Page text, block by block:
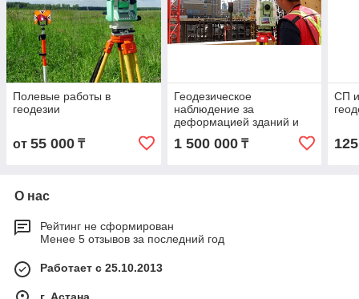
Полевые работы в
геодезии
от 55 000 ₸
Геодезическое
наблюдение за
деформацией зданий и
1 500 000₸
СП
О нас
Рейтинг не сформирован
Менее 5 отзывов за последний год
Работает с 25.10.2013